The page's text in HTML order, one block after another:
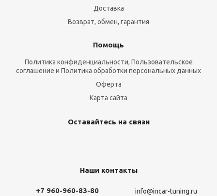
Доставка
Возврат, обмен, гарантия
Помощь
Политика конфиденциальности, Пользовательское
соглашение и Политика обработки персональных данных
Оферта
Карта сайта
Оставайтесь на связи
Наши контакты
+7 960-960-83-80 info@incar-tuning.ru